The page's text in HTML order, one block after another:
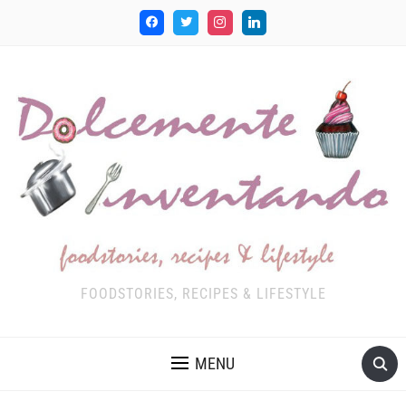
FOODSTORIES, RECIPES & LIFESTYLE
MENU